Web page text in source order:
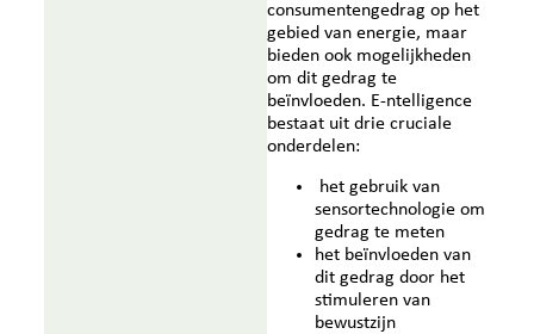
consumentengedrag op het
gebied van energie, maar
bieden ook mogelijkheden
om dit gedrag te
beïnvloeden. E-ntelligence
bestaat uit drie cruciale
onderdelen:
het gebruik van
sensortechnologie om
gedrag te meten
het beïnvloeden van
dit gedrag door het
stimuleren van
bewustzijn